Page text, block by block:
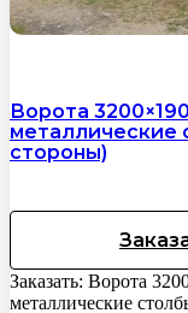
Ворота
металлические
стороны)
Заказать: Ворота
металлические